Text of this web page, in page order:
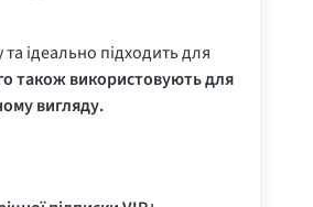
ідеально підходить для
також використовують для
вигляду.